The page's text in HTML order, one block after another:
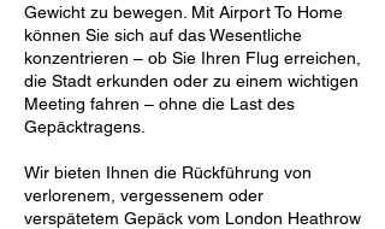
Gewicht zu bewegen. Mit Airport To Home
können Sie sich auf das Wesentliche
konzentrieren – ob Sie Ihren Flug erreichen,
die Stadt erkunden oder zu einem wichtigen
Meeting fahren – ohne die Last des
Gepäcktragens.
Wir bieten Ihnen die Rückführung von
verlorenem, vergessenem oder
verspätetem Gepäck vom London Heathrow